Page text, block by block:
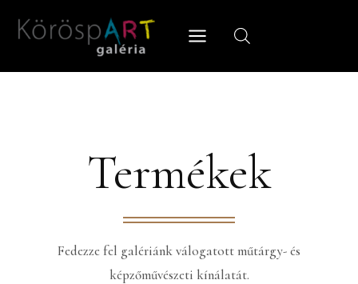
Termékek
Fedezze fel galériánk válogatott műtárgy- és
képzőművészeti kínálatát.